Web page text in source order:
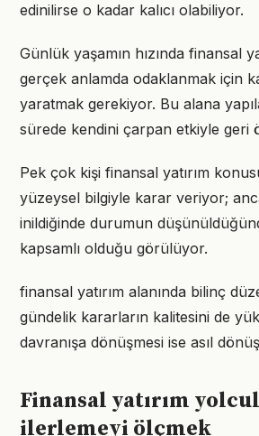
edinilirse o kadar kalıcı olabiliyor.
Günlük yaşamın hızında finansal
gerçek anlamda odaklanmak için
yaratmak gerekiyor. Bu alana
sürede kendini çarpan etkiyle geri
Pek çok kişi finansal yatırım
yüzeysel bilgiyle karar veriyor;
inildiğinde durumun
kapsamlı olduğu görülüyor.
finansal yatırım alanında bilinç
gündelik kararların kalitesini de
davranışa dönüşmesi ise asıl
Finansal yatırım
ilerlemeyi ölçmek